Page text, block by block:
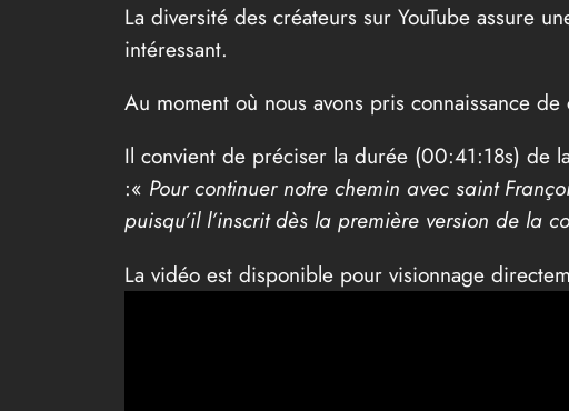
La diversité des créateurs sur YouTube assure
intéressant.
Au moment où nous avons pris connaissance
Il convient de préciser la durée (00:41:18s) de
:« Pour continuer notre chemin avec saint
puisqu’il l’inscrit dès la première version de la
La vidéo est disponible pour visionnage